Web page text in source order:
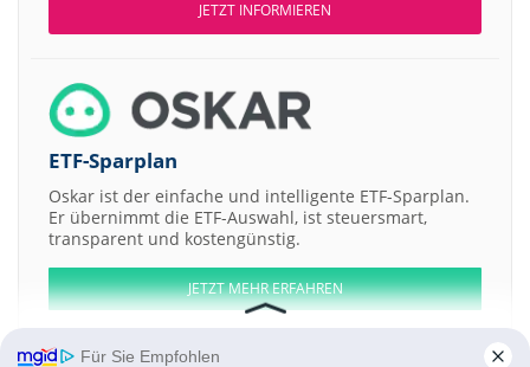
JETZT INFORMIEREN
ETF-Sparplan
Oskar ist der einfache und intelligente ETF-Sparplan.
Er übernimmt die ETF-Auswahl, ist steuersmart,
transparent und kostengünstig.
JETZT MEHR ERFAHREN
Für Sie Empfohlen